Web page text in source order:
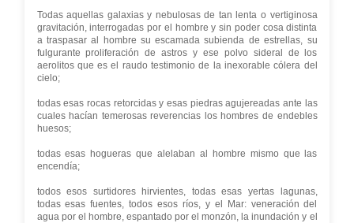
Todas aquellas galaxias y nebulosas de tan lenta o vertiginosa
gravitación, interrogadas por el hombre y sin poder cosa distinta
a traspasar al hombre su escamada subienda de estrellas, su
fulgurante proliferación de astros y ese polvo sideral de los
aerolitos que es el raudo testimonio de la inexorable cólera del
cielo;
todas esas rocas retorcidas y esas piedras agujereadas ante las
cuales hacían temerosas reverencias los hombres de endebles
huesos;
todas esas hogueras que alelaban al hombre mismo que las
encendía;
todos esos surtidores hirvientes, todas esas yertas lagunas,
todas esas fuentes, todos esos ríos, y el Mar: veneración del
agua por el hombre, espantado por el monzón, la inundación y el